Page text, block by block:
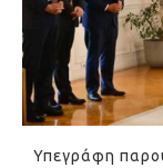
Υπεγράφη